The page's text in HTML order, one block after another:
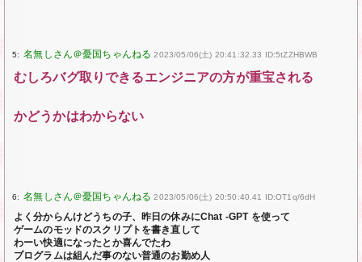
5: 2023/05/06(土) 20:41:32.33 ID:5tZZHBWB
むしろバグ取りできるエンジニアの方が重宝される
かどうかはわからない
6: 2023/05/06(土) 20:50:40.41 ID:OT1q/6dH
よく分からんけどうちの子、昨日の休みにChat -GPT を使って
ゲームのモッドのスクリプトを書き直して
わーい快適になったとか喜んでたわ
プログラムは組んだ事のない普通のお勤め人